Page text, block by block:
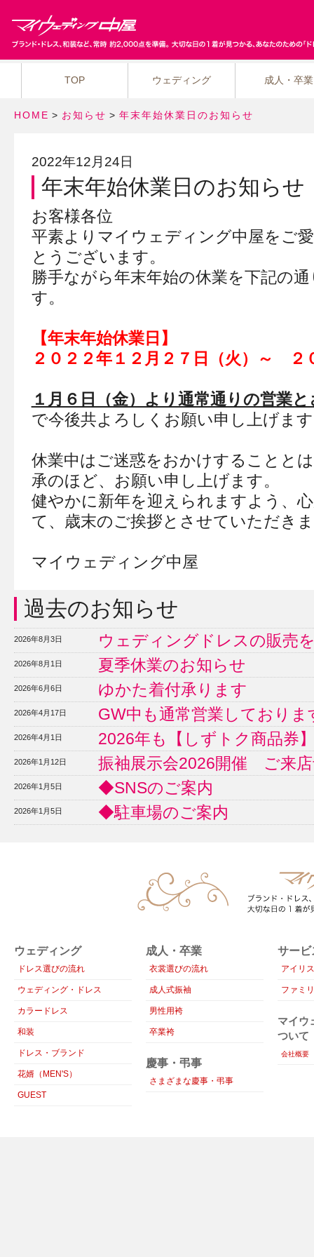
TOP ウェディング 成人・卒業
HOME > お知らせ > 年末年始休業日のお知らせ
2022年12月24日
年末年始休業日のお知らせ
お客様各位
平素よりマイウェディング中屋をご
とうございます。
勝手ながら年末年始の休業を下記の
す。
【年末年始休業日】
２０２２年１２月２７日（火）～ ２
１月６日（金）より通常通りの営業
で今後共よろしくお願い申し上げま
休業中はご迷惑をおかけすることと
承のほど、お願い申し上げます。
健やかに新年を迎えられますよう、
て、歳末のご挨拶とさせていただき
マイウェディング中屋
過去のお知らせ
2026年8月3日 ウェディングドレスの販売
2026年8月1日 夏季休業のお知らせ
2026年6月6日 ゆかた着付承ります
2026年4月17日 GW中も通常営業しておりま
2026年4月1日 2026年も【しずトク商品券
2026年1月12日 振袖展示会2026開催 ご来店
2026年1月5日 ◆SNSのご案内
2026年1月5日 ◆駐車場のご案内
ウェディング
ドレス選びの流れ
ウェディング・ドレス
カラードレス
和装
ドレス・ブランド
花婿（MEN'S）
GUEST
成人・卒業
衣裳選びの流れ
成人式振袖
男性用袴
卒業袴
慶事・弔事
さまざまな慶事・弔事
サービ
アイリ
ファミ
マイウ
ついて
会社概要